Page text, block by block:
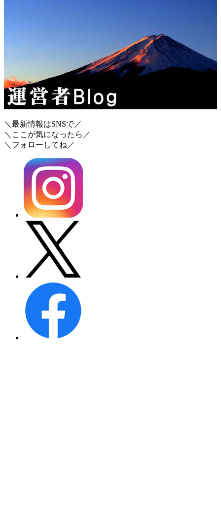
＼最新情報はSNSで／
＼ここが気になったら／
＼フォローしてね／